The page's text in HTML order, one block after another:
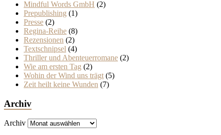
Mindful Words GmbH (2)
Prepublishing (1)
Presse (2)
Regina-Reihe (8)
Rezensionen (2)
Textschnipsel (4)
Thriller und Abenteuerromane (2)
Wie am ersten Tag (2)
Wohin der Wind uns trägt (5)
Zeit heilt keine Wunden (7)
Archiv
Archiv